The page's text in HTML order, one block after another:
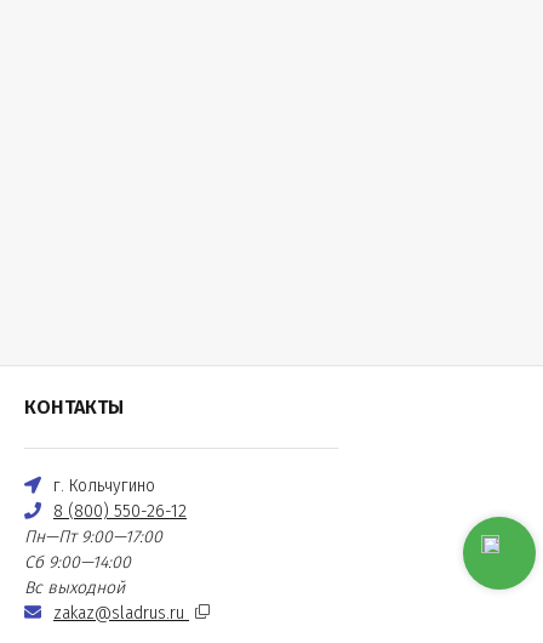
КОНТАКТЫ
г. Кольчугино
8 (800) 550-26-12
Пн—Пт 9:00—17:00
Сб 9:00—14:00
Вс выходной
zakaz@sladrus.ru